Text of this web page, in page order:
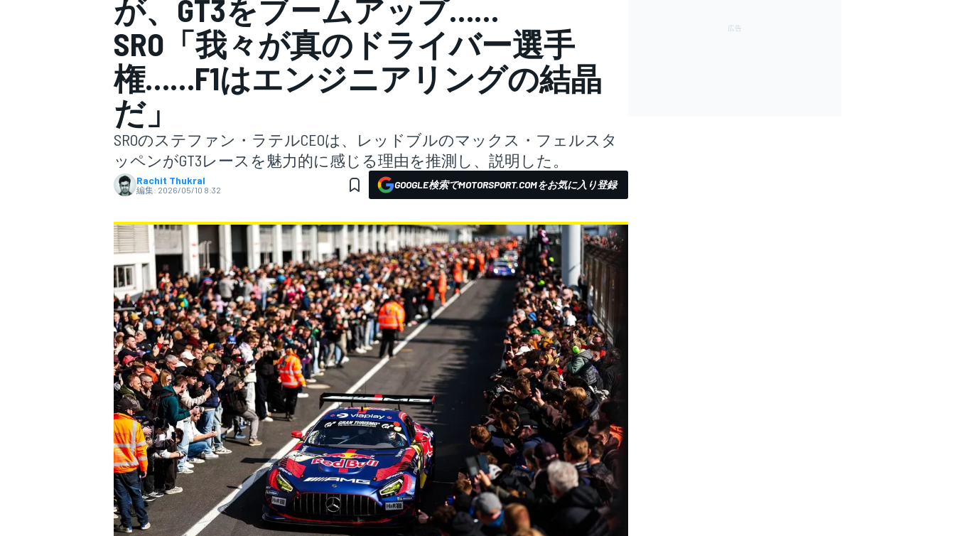
スーパーフォーミュラ
スーパーGT
WEC
が、GT3をブームアップ……
SRO「我々が真のドライバー選手
権……F1はエンジニアリングの結晶
だ」
SROのステファン・ラテルCEOは、レッドブルのマックス・フェルスタ
ッペンがGT3レースを魅力的に感じる理由を推測し、説明した。
Rachit Thukral
編集: 2026/05/10 8:32 GOOGLE検索でMOTORSPORT.COMをお気に入り登録